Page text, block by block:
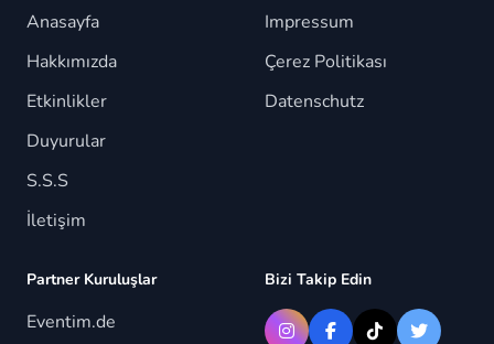
Anasayfa
Hakkımızda
Etkinlikler
Duyurular
S.S.S
İletişim
Impressum
Çerez Politikası
Datenschutz
Partner Kuruluşlar
Eventim.de
Bizi Takip Edin